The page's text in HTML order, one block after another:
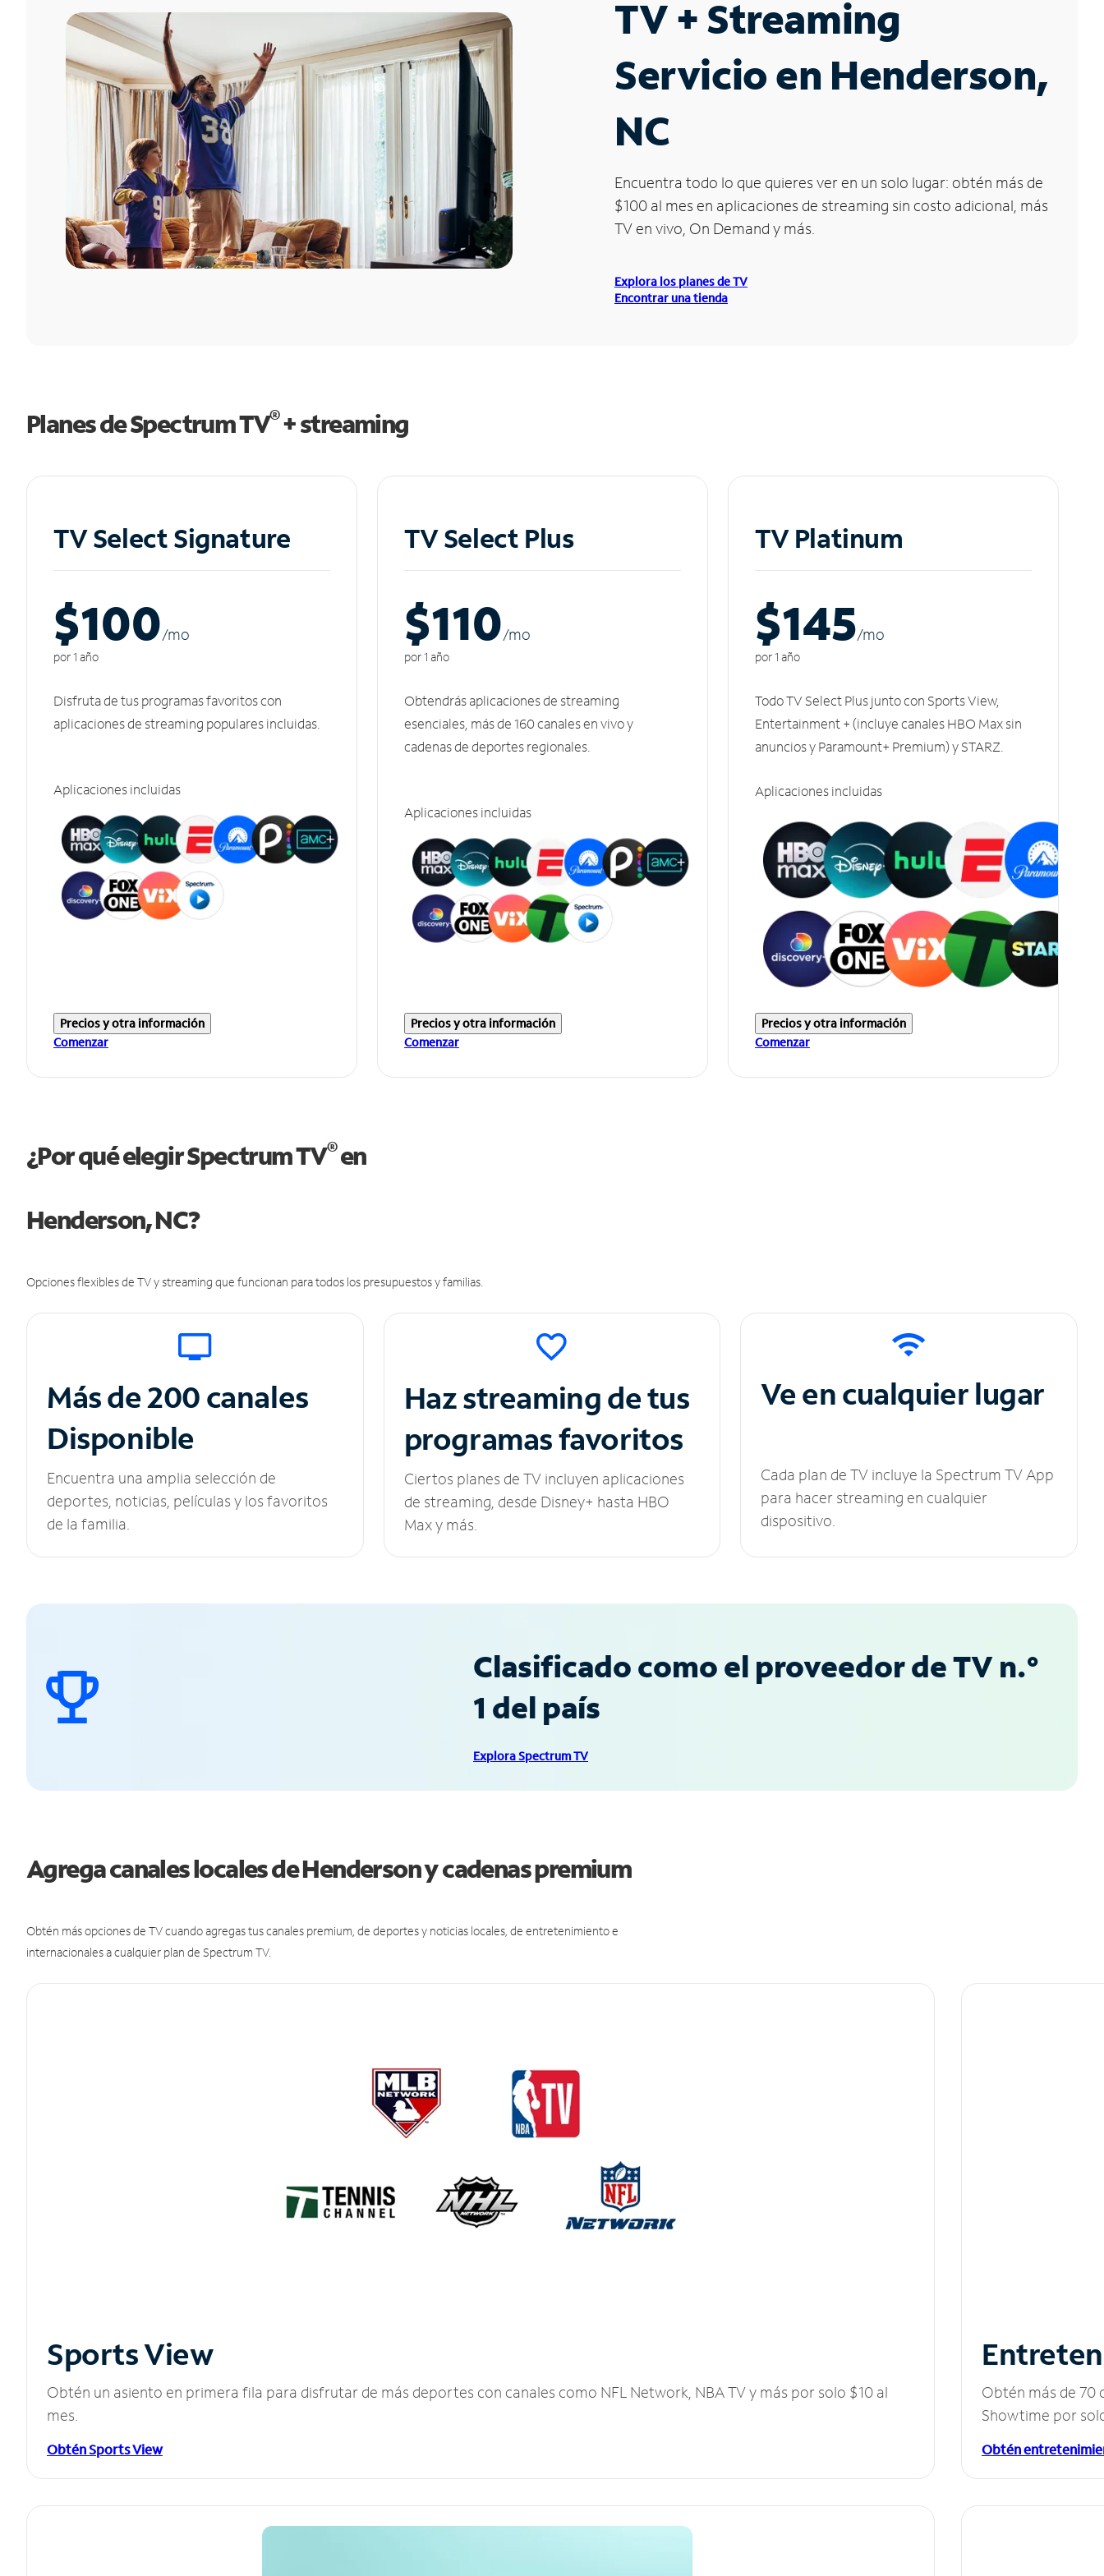
TV + Streaming
Servicio en Henderson,
NC
Encuentra todo lo que quieres ver en un solo lugar: obtén más de
$100 al mes en aplicaciones de streaming sin costo adicional, más
TV en vivo, On Demand y más.
Explora los planes de TV
Encontrar una tienda
Planes de Spectrum TV®+ streaming
TV Select Signature
$100/mo
por 1 año
Disfruta de tus programas favoritos con
aplicaciones de streaming populares incluidas.
Aplicaciones incluidas
Precios y otra información
Comenzar
TV Select Plus
$110/mo
por 1 año
Obtendrás aplicaciones de streaming
esenciales, más de 160 canales en vivo y
cadenas de deportes regionales.
Aplicaciones incluidas
Precios y otra información
Comenzar
TV Platinum
$145/mo
por 1 año
Todo TV Select Plus junto con Sports View,
Entertainment + (incluye canales HBO Max sin
anuncios y Paramount+ Premium) y STARZ.
Aplicaciones incluidas
Precios y otra información
Comenzar
¿Por qué elegir Spectrum TV®en
Henderson, NC?
Opciones flexibles de TV y streaming que funcionan para todos los presupuestos y familias.
Más de 200 canales
Disponible
Encuentra una amplia selección de
deportes, noticias, películas y los favoritos
de la familia.
Haz streaming de tus
programas favoritos
Ciertos planes de TV incluyen aplicaciones
de streaming, desde Disney+ hasta HBO
Max y más.
Ve en cualquier lugar
Cada plan de TV incluye la Spectrum TV App
para hacer streaming en cualquier
dispositivo.
Clasificado como el proveedor de TV n.°
1 del país
Explora Spectrum TV
Agrega canales locales de Henderson y cadenas premium
Obtén más opciones de TV cuando agregas tus canales premium, de deportes y noticias locales, de entretenimiento e
internacionales a cualquier plan de Spectrum TV.
Sports View
Obtén un asiento en primera fila para disfrutar de más deportes con canales como NFL Network, NBA TV y más por solo $10 al
mes.
Obtén Sports View
Obtén más de 70
Showtime por
Obtén